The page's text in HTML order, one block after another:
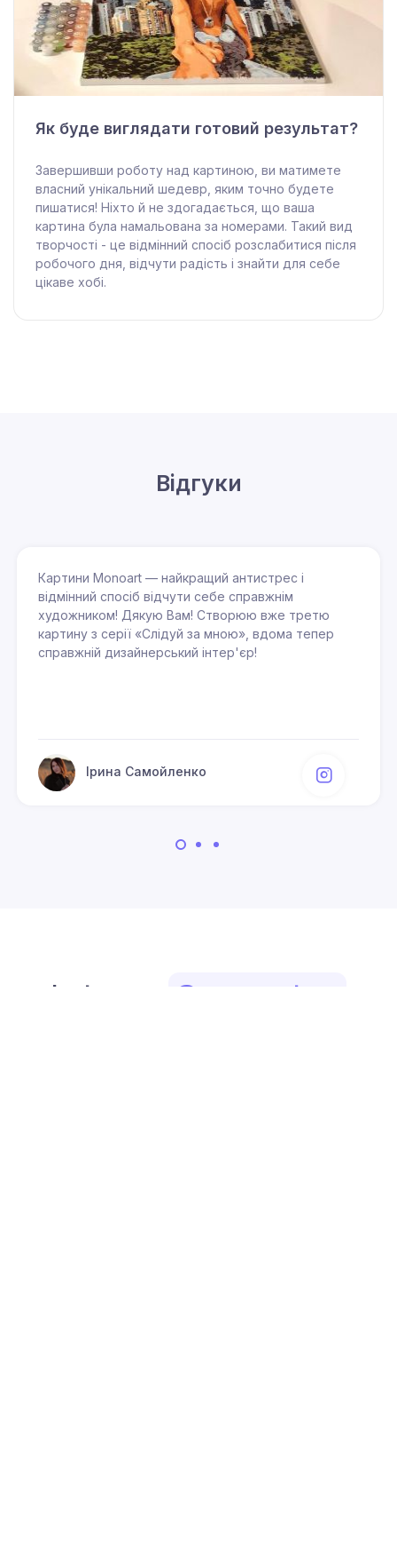
Як буде виглядати готовий результат?
Завершивши роботу над картиною, ви матимете
власний унікальний шедевр, яким точно будете
пишатися! Ніхто й не здогадається, що ваша
картина була намальована за номерами. Такий вид
творчості - це відмінний спосіб розслабитися після
робочого дня, відчути радість і знайти для себе
цікаве хобі.
Відгуки
Картини Monoart — найкращий антистрес і
відмінний спосіб відчути себе справжнім
художником! Дякую Вам! Створюю вже третю
картину з серії «Слідуй за мною», вдома тепер
справжній дизайнерський інтер'єр!
Ірина Самойленко
Instagram @mono_art_ua